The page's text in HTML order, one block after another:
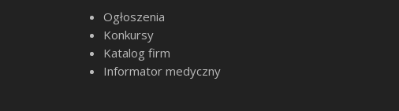
Ogłoszenia
Konkursy
Katalog firm
Informator medyczny